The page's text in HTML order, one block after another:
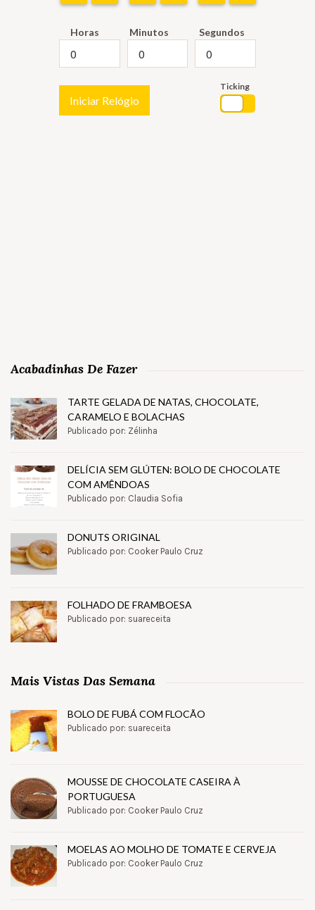
Horas Minutos Segundos
Iniciar Relógio
Ticking
Acabadinhas De Fazer
TARTE GELADA DE NATAS, CHOCOLATE,
CARAMELO E BOLACHAS
Publicado por: Zélinha
DELÍCIA SEM GLÚTEN: BOLO DE CHOCOLATE
COM AMÊNDOAS
Publicado por: Claudia Sofia
DONUTS ORIGINAL
Publicado por: Cooker Paulo Cruz
FOLHADO DE FRAMBOESA
Publicado por: suareceita
Mais Vistas Das Semana
BOLO DE FUBÁ COM FLOCÃO
Publicado por: suareceita
MOUSSE DE CHOCOLATE CASEIRA À
PORTUGUESA
Publicado por: Cooker Paulo Cruz
MOELAS AO MOLHO DE TOMATE E CERVEJA
Publicado por: Cooker Paulo Cruz